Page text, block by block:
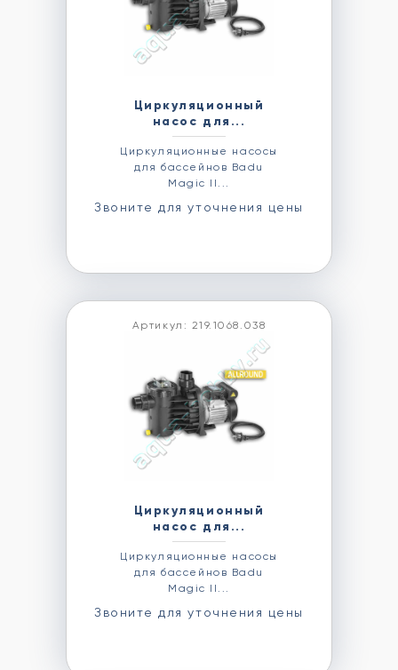
Циркуляционный
насос для...
Циркуляционные насосы
для бассейнов Badu
Magic II...
Звоните для уточнения цены
Артикул: 219.1068.038
Циркуляционный
насос для...
Циркуляционные насосы
для бассейнов Badu
Magic II...
Звоните для уточнения цены